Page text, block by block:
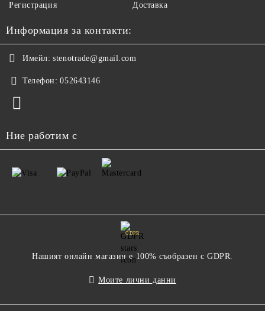
Регистрация Доставка
Информация за контакти:
Имейл: stenotrade@gmail.com
Телефон: 052643146
Ние работим с
GDPR
Нашият онлайн магазин е 100% съобразен с GDPR.
Моите лични данни